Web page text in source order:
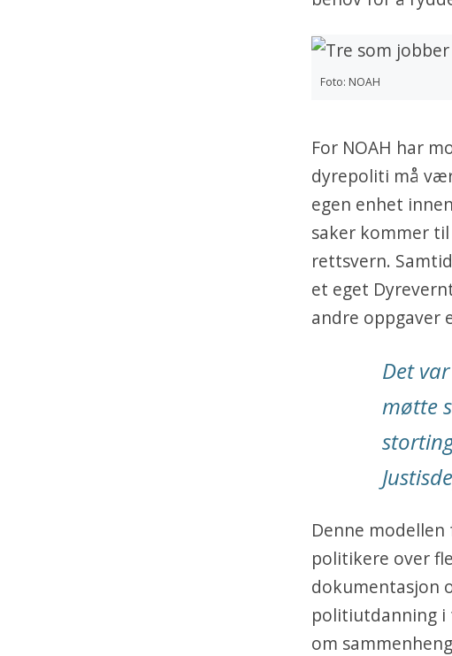
Foto: NOAH
For NOAH har
dyrepoliti må
egen enhet
saker kommer
rettsvern.
et eget
andre oppgaver
Det
møtte
Denne
politikere over
dokumentasjon
politiutdanning i
om